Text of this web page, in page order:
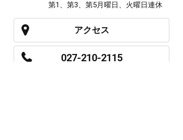
第1、第3、第5月曜日、火曜日連休
アクセス
027-210-2115